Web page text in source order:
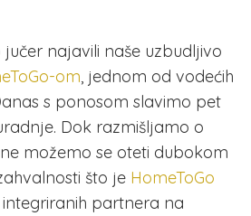
jučer najavili naše uzbudljivo
om, jednom od vodećih
s ponosom slavimo pet
Dok razmišljamo o
možemo se oteti dubokom
što je HomeToGo
partnera na